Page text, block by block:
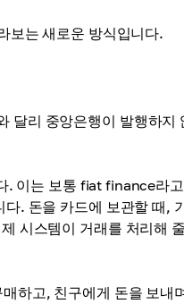
보는 새로운 방식입니다.
달리 중앙은행이 발행하지
. 이는 보통 fiat finance라
. 돈을 카드에 보관할 때,
시스템이 거래를 처리해
하고, 친구에게 돈을 보내